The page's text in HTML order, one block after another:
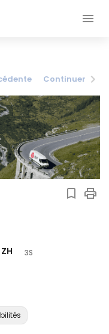
Continuer
3S